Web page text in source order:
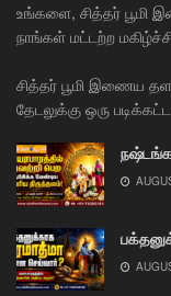
உங்களை, சித்தர் பூமி
நாங்கள் மட்டற்ற
சித்தர் பூமி இணைய
தேடலுக்கு ஒரு